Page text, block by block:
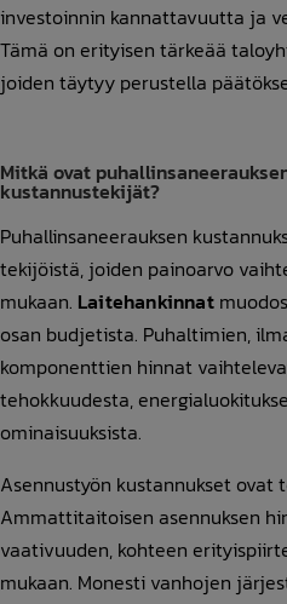
investoinnin kannattavuutta ja
Tämä on erityisen tärkeää
joiden täytyy perustella
Mitkä ovat
kustannustekijät?
Puhallinsaneerauksen
tekijöistä, joiden painoarvo
mukaan. Laitehankinnat
osan budjetista. Puhaltimien,
komponenttien hinnat
tehokkuudesta,
ominaisuuksista.
Asennustyön kustannukset
Ammattitaitoisen asennuksen
vaativuuden, kohteen
mukaan. Monesti vanhojen